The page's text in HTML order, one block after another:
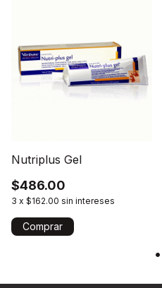
Nutriplus Gel
$486.00
3 x $162.00 sin intereses